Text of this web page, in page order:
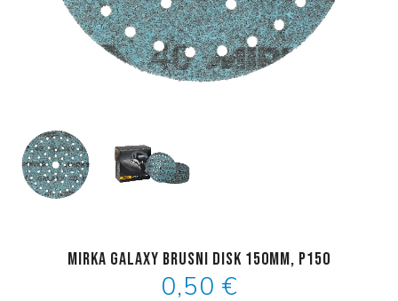
Mirka Galaxy brusni disk 150mm, P150
0,50 €